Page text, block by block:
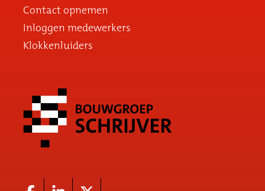
Contact opnemen
Inloggen medewerkers
Klokkenluiders